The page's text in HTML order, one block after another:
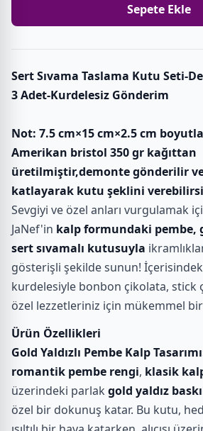
Sepete Ekle
Sert Sıvama Taslama Kutu Seti-
3 Adet-Kurdelesiz Gönderim
Not: 7.5 cm×15 cm×2.5 cm
Amerikan bristol 350 gr kağıttan
üretilmiştir,demonte gönderilir
katlayarak kutu şeklini
Sevgiyi ve özel anları vurgulamak
JaNef'in kalp formundaki pembe,
sert sıvamalı kutusuyla
gösterişli şekilde sunun!
kurdelesiyle bonbon çikolata, stick
özel lezzetleriniz için mükemmel
Ürün Özellikleri
Gold Yaldızlı Pembe Kalp
romantik pembe rengi, klasik
üzerindeki parlak gold yaldız
özel bir dokunuş katar. Bu kutu,